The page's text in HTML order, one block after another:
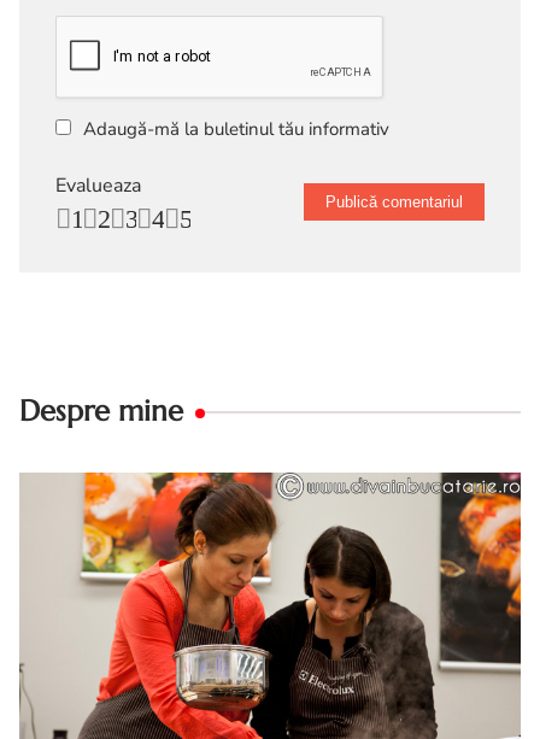
Adaugă-mă la buletinul tău informativ
Evalueaza
5
4
3
2
1
Despre mine